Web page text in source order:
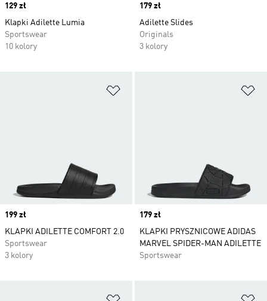
Price
129 zł
Klapki Adilette Lumia
Sportswear
10 kolory
Price
179 zł
Adilette Slides
Originals
3 kolory
Price
199 zł
KLAPKI ADILETTE COMFORT 2.0
Sportswear
3 kolory
Price
179 zł
KLAPKI PRYSZNICOWE ADIDAS
MARVEL SPIDER-MAN ADILETTE
Sportswear